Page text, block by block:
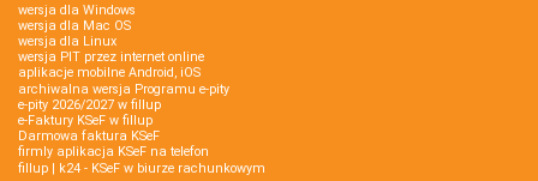
wersja dla Windows
wersja dla Mac OS
wersja dla Linux
wersja PIT przez internet online
aplikacje mobilne Android, iOS
archiwalna wersja Programu e-pity
e-pity 2026/2027 w fillup
e‑Faktury KSeF w fillup
Darmowa faktura KSeF
firmly aplikacja KSeF na telefon
fillup | k24 - KSeF w biurze rachunkowym